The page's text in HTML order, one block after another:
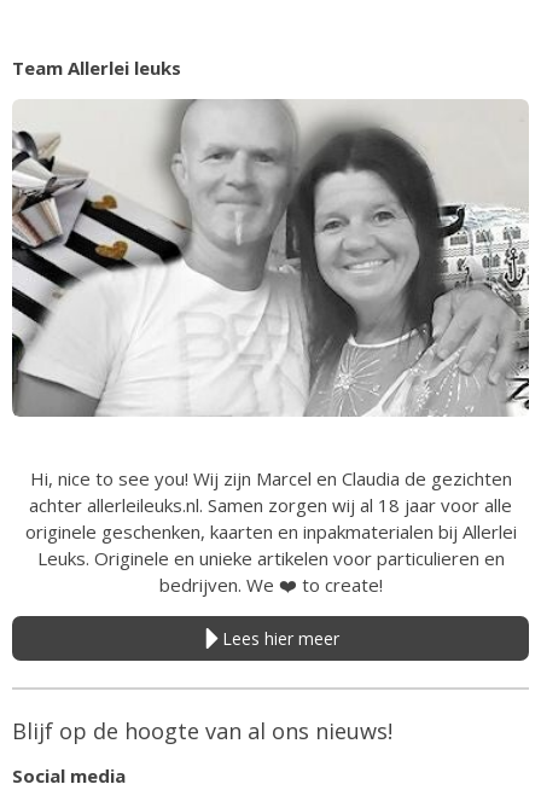
Team Allerlei leuks
Hi, nice to see you! Wij zijn Marcel en Claudia de gezichten
achter allerleileuks.nl. Samen zorgen wij al 18 jaar voor alle
originele geschenken, kaarten en inpakmaterialen bij Allerlei
Leuks. Originele en unieke artikelen voor particulieren en
bedrijven. We ❤️ to create!
Lees hier meer
Blijf op de hoogte van al ons nieuws!
Social media